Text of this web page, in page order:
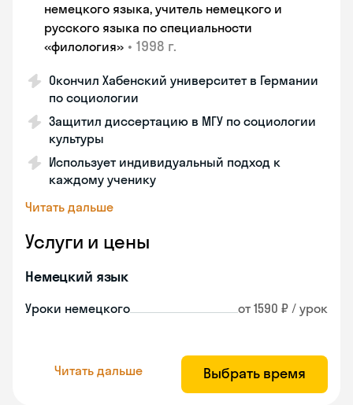
немецкого языка, учитель немецкого и
русского языка по специальности
«филология» • 1998 г.
Окончил Хабенский университет в Германии
по социологии
Защитил диссертацию в МГУ по социологии
культуры
Использует индивидуальный подход к
каждому ученику
Читать дальше
Услуги и цены
Немецкий язык
Уроки немецкого от 1590 ₽ / урок
Читать дальше Выбрать время